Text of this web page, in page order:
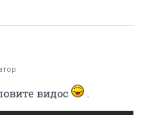
видос .